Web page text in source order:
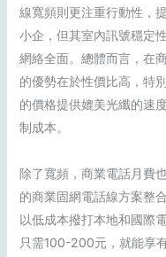
線寬頻則更注重行動性，
小企，但其室內訊號穩定
網絡全面。總體而言，在
的優勢在於性價比高，特
的價格提供媲美光纖的速
制成本。
除了寬頻，商業電話月費
的商業固網電話線方案整
以低成本撥打本地和國際
只需100-200元，就能享